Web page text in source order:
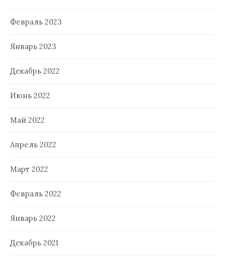
Февраль 2023
Январь 2023
Декабрь 2022
Июнь 2022
Май 2022
Апрель 2022
Март 2022
Февраль 2022
Январь 2022
Декабрь 2021